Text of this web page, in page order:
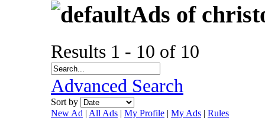
Ads of
Results 1 - 10 of 10
Advanced Search
Sort by
New Ad | All Ads | My Profile | My Ads | Rules